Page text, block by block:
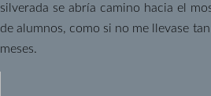
silverada se abría camino hacia el
de alumnos, como si no me llevase
meses.